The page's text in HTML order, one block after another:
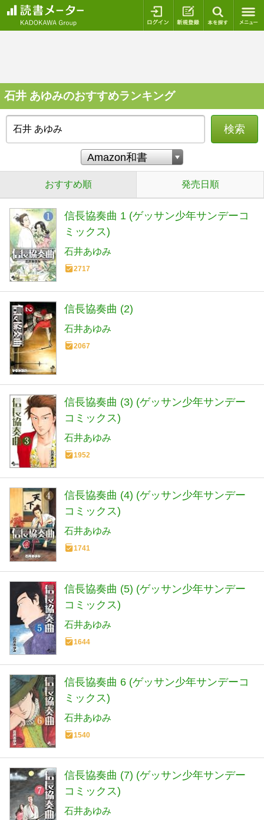
ログイン 新規登録
石井 あゆみのおすすめランキング
検索
おすすめ順 発売日順
信長協奏曲 1 (ゲッサン少年サンデーコ
ミックス)
石井あゆみ
2717
信長協奏曲 (2)
石井あゆみ
2067
信長協奏曲 (3) (ゲッサン少年サンデー
コミックス)
石井あゆみ
1952
信長協奏曲 (4) (ゲッサン少年サンデー
コミックス)
石井あゆみ
1741
信長協奏曲 (5) (ゲッサン少年サンデー
コミックス)
石井あゆみ
1644
信長協奏曲 6 (ゲッサン少年サンデーコ
ミックス)
石井あゆみ
1540
信長協奏曲 (7) (ゲッサン少年サンデー
コミックス)
石井あゆみ